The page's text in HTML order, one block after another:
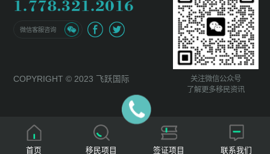
微信客服咨询
COPYRIGHT © 2023 飞跃国际
关注微信公众号
了解更多移民资讯
首页 移民项目 签证项目 联系我们